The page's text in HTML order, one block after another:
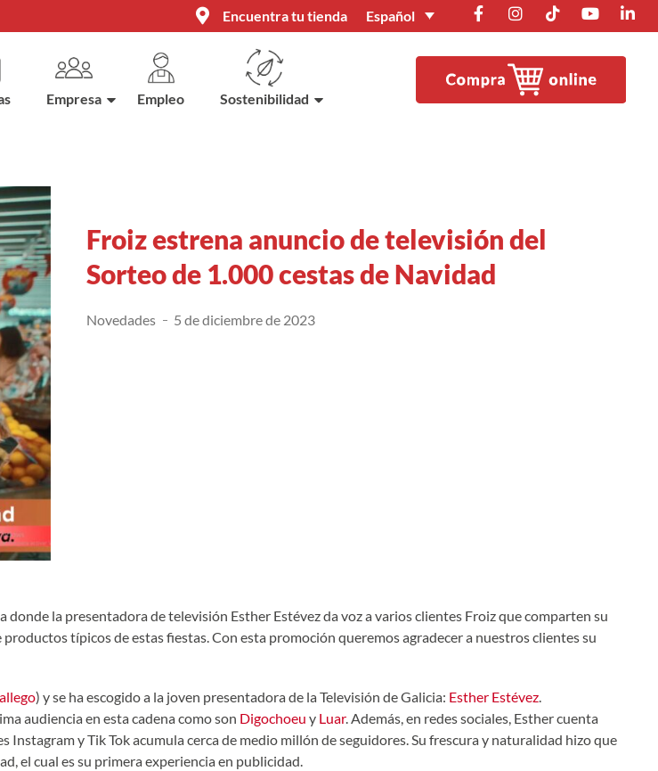
Encuentra tu tienda Español
Empresa Empleo Sostenibilidad
Froiz estrena anuncio de televisión del
Sorteo de 1.000 cestas de Navidad
Novedades 5 de diciembre de 2023
la presentadora de televisión Esther Estévez da voz a varios clientes Froiz que comparten su
típicos de estas fiestas. Con esta promoción queremos agradecer a nuestros clientes su
) y se ha escogido a la joven presentadora de la Televisión de Galicia: Esther Estévez.
audiencia en esta cadena como son Digochoeu y Luar. Además, en redes sociales, Esther cuenta
Instagram y Tik Tok acumula cerca de medio millón de seguidores. Su frescura y naturalidad hizo que
el cual es su primera experiencia en publicidad.